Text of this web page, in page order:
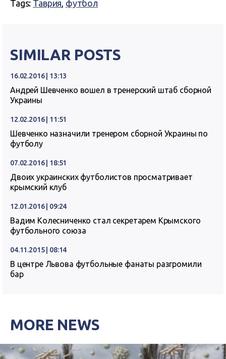
Tags: Таврия, футбол
SIMILAR POSTS
16.02.2016 | 13:13
Андрей Шевченко вошел в тренерский штаб сборной
Украины
12.02.2016 | 11:51
Шевченко назначили тренером сборной Украины по
футболу
07.02.2016 | 18:51
Двоих украинских футболистов просматривает
крымский клуб
12.01.2016 | 09:24
Вадим Колесниченко стал секретарем Крымского
футбольного союза
04.11.2015 | 08:14
В центре Львова футбольные фанаты разгромили
бар
MORE NEWS